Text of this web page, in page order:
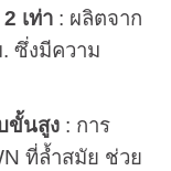
2 เท่า: ผลิตจาก
ซึ่งมีความ
ขั้นสูง: การ
ที่ล้ำสมัย ช่วย